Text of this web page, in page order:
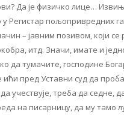
Да је физичко лице…
Регистар пољопривредних
– јавним позивом, који се
итд. Значи, имате и
да тумачите, господине
пред Уставни суд да
учествује, треба да седне,
на писарницу, да му тамо